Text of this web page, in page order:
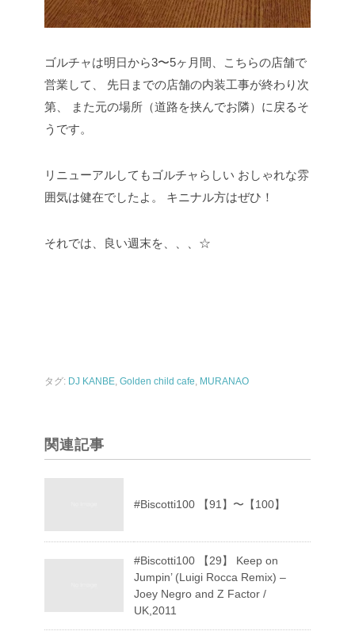
ゴルチャは明日から3〜5ヶ月間、こちらの店舗で
営業して、
先日までの店舗の内装工事が終わり次
第、
また元の場所（道路を挟んでお隣）に戻るそ
うです。
リニューアルしてもゴルチャらしい おしゃれな雰
囲気は健在でしたよ。
キニナル方はぜひ！
それでは、良い週末を、、、☆
タグ: DJ KANBE, Golden child cafe, MURANAO
関連記事
#Biscotti100 【91】〜【100】
#Biscotti100 【29】 Keep on
Jumpin’ (Luigi Rocca Remix) –
Joey Negro and Z Factor /
UK,2011